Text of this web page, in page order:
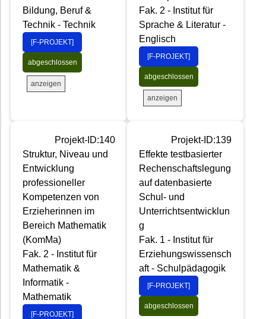
Bildung, Beruf &
Technik - Technik
[F-PROJEKT]
abgeschlossen
anzeigen
Fak. 2 - Institut für
Sprache & Literatur -
Englisch
[F-PROJEKT]
abgeschlossen
anzeigen
Projekt-ID:140
Struktur, Niveau und
Entwicklung
professioneller
Kompetenzen von
Erzieherinnen im
Bereich Mathematik
(KomMa)
Fak. 2 - Institut für
Mathematik &
Informatik -
Mathematik
[F-PROJEKT]
Projekt-ID:139
Effekte testbasierter
Rechenschaftslegung
auf datenbasierte
Schul- und
Unterrichtsentwicklun
g
Fak. 1 - Institut für
Erziehungswissensch
aft - Schulpädagogik
[F-PROJEKT]
abgeschlossen